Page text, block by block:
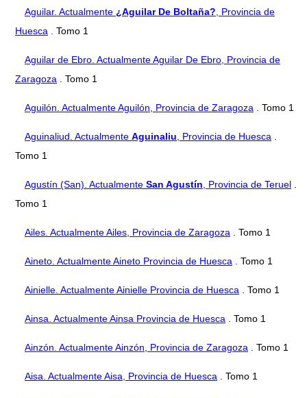
Aguilar. Actualmente ¿Aguilar De Boltaña? , Provincia de
Huesca . Tomo 1
Aguilar de Ebro. Actualmente Aguilar De Ebro, Provincia de
Zaragoza . Tomo 1
Aguilón. Actualmente Aguilón, Provincia de Zaragoza . Tomo 1
Aguinaliud. Actualmente Aguinaliu , Provincia de Huesca
Tomo 1
Agustín (San). Actualmente San Agustín , Provincia de Teruel
Tomo 1
Ailes. Actualmente Ailes, Provincia de Zaragoza . Tomo 1
Aineto. Actualmente Aineto Provincia de Huesca . Tomo 1
Ainielle. Actualmente Ainielle Provincia de Huesca . Tomo 1
Ainsa. Actualmente Ainsa Provincia de Huesca . Tomo 1
Ainzón. Actualmente Ainzón, Provincia de Zaragoza . Tomo 1
Aisa. Actualmente Aisa, Provincia de Huesca . Tomo 1